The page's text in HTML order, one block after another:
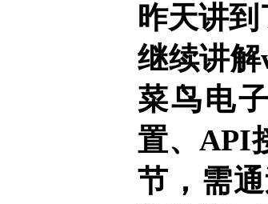
昨天讲到
继续讲
菜鸟电
置、API
节，需